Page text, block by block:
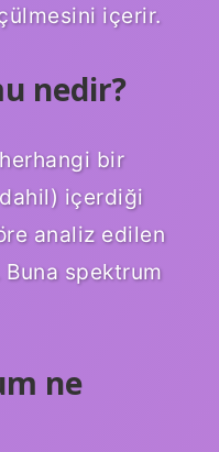
içerir.
nedir?
bir
içerdiği
analiz edilen
spektrum
ne